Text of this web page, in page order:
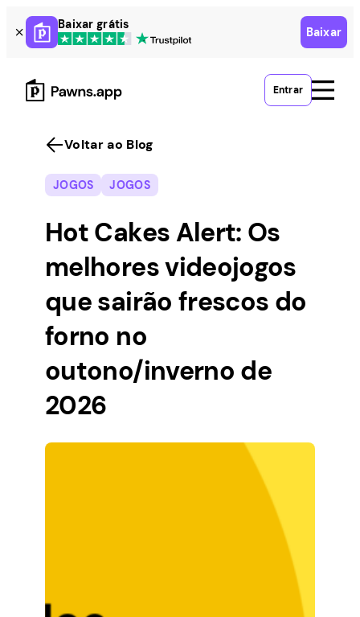
Skip
to
content
Baixar grátis
Baixar
Entrar
Voltar ao Blog
JOGOS JOGOS
Hot Cakes Alert: Os
melhores videojogos
que sairão frescos do
forno no
outono/inverno de
2026